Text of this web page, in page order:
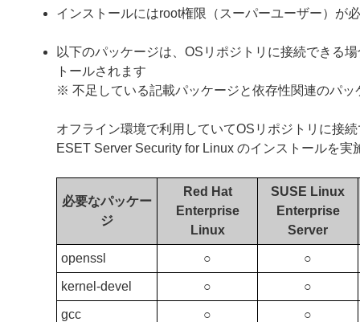
インストールにはroot権限（スーパーユーザー）が
以下のパッケージは、OSリポジトリに接続できる
トールされます
※ 不足している記載パッケージと依存性関連のパ
オフライン環境で利用していてOSリポジトリに接
ESET Server Security for Linux のインストールを実
必要なパッケー
ジ
Red Hat
Enterprise
Linux
SUSE Linux
Enterprise
Server
openssl ○ ○
kernel-devel ○ ○
gcc ○ ○